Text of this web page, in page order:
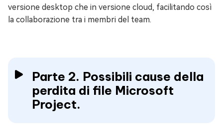
versione desktop che in versione cloud, facilitando così
la collaborazione tra i membri del team.
Parte 2. Possibili cause della
perdita di file Microsoft
Project.